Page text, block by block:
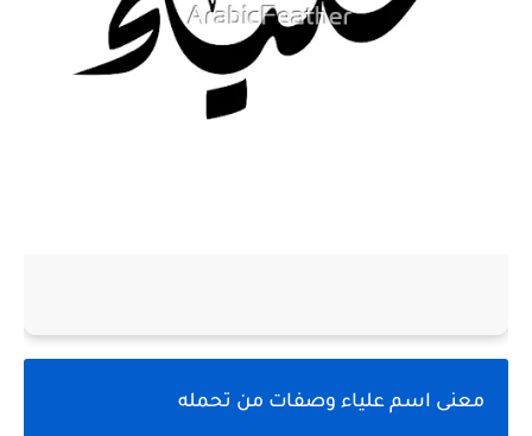
معنى اسم علياء وصفات من تحمله